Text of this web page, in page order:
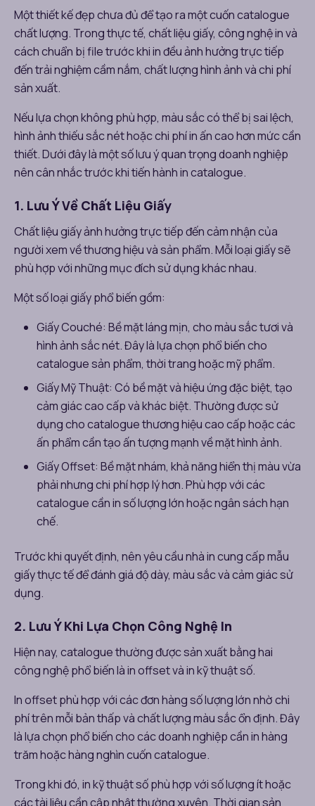
Một thiết kế đẹp chưa đủ để tạo ra một cuốn catalogue
chất lượng. Trong thực tế, chất liệu giấy, công nghệ in và
cách chuẩn bị file trước khi in đều ảnh hưởng trực tiếp
đến trải nghiệm cầm nắm, chất lượng hình ảnh và chi phí
sản xuất.
Nếu lựa chọn không phù hợp, màu sắc có thể bị sai lệch,
hình ảnh thiếu sắc nét hoặc chi phí in ấn cao hơn mức cần
thiết. Dưới đây là một số lưu ý quan trọng doanh nghiệp
nên cân nhắc trước khi tiến hành in catalogue.
1. Lưu Ý Về Chất Liệu Giấy
Chất liệu giấy ảnh hưởng trực tiếp đến cảm nhận của
người xem về thương hiệu và sản phẩm. Mỗi loại giấy sẽ
phù hợp với những mục đích sử dụng khác nhau.
Một số loại giấy phổ biến gồm:
Giấy Couché: Bề mặt láng mịn, cho màu sắc tươi và
hình ảnh sắc nét. Đây là lựa chọn phổ biến cho
catalogue sản phẩm, thời trang hoặc mỹ phẩm.
Giấy Mỹ Thuật: Có bề mặt và hiệu ứng đặc biệt, tạo
cảm giác cao cấp và khác biệt. Thường được sử
dụng cho catalogue thương hiệu cao cấp hoặc các
ấn phẩm cần tạo ấn tượng mạnh về mặt hình ảnh.
Giấy Offset: Bề mặt nhám, khả năng hiển thị màu vừa
phải nhưng chi phí hợp lý hơn. Phù hợp với các
catalogue cần in số lượng lớn hoặc ngân sách hạn
chế.
Trước khi quyết định, nên yêu cầu nhà in cung cấp mẫu
giấy thực tế để đánh giá độ dày, màu sắc và cảm giác sử
dụng.
2. Lưu Ý Khi Lựa Chọn Công Nghệ In
Hiện nay, catalogue thường được sản xuất bằng hai
công nghệ phổ biến là in offset và in kỹ thuật số.
In offset phù hợp với các đơn hàng số lượng lớn nhờ chi
phí trên mỗi bản thấp và chất lượng màu sắc ổn định. Đây
là lựa chọn phổ biến cho các doanh nghiệp cần in hàng
trăm hoặc hàng nghìn cuốn catalogue.
Trong khi đó, in kỹ thuật số phù hợp với số lượng ít hoặc
các tài liệu cần cập nhật thường xuyên. Thời gian sản